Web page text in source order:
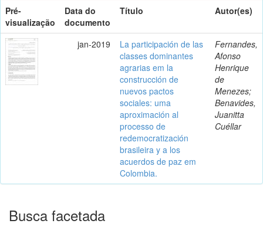
Pré-
visualização
Data do
documento
Título Autor(es)
jan-2019
La participación de las
classes dominantes
agrarias em la
construcción de
nuevos pactos
sociales: uma
aproximación al
processo de
redemocratización
brasileira y a los
acuerdos de paz em
Colombia.
Fernandes,
Afonso
Henrique
de
Menezes;
Benavides,
Juanitta
Cuéllar
Busca facetada